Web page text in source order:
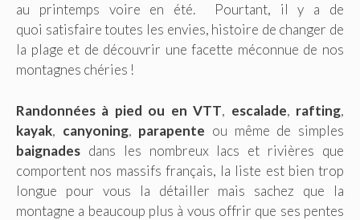
au printemps voire en été. Pourtant, il y a de
quoi satisfaire toutes les envies, histoire de changer de
la plage et de découvrir une facette méconnue de nos
montagnes chéries !
Randonnées à pied ou en VTT, escalade, rafting,
kayak, canyoning, parapente ou même de simples
baignades dans les nombreux lacs et rivières que
comportent nos massifs français, la liste est bien trop
longue pour vous la détailler mais sachez que la
montagne a beaucoup plus à vous offrir que ses pentes